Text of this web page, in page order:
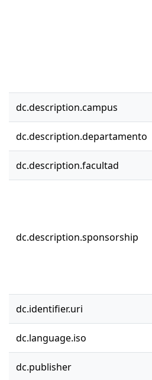
dc.description.campus
dc.description.departamento
dc.description.facultad
dc.description.sponsorship
dc.identifier.uri
dc.language.iso
dc.publisher